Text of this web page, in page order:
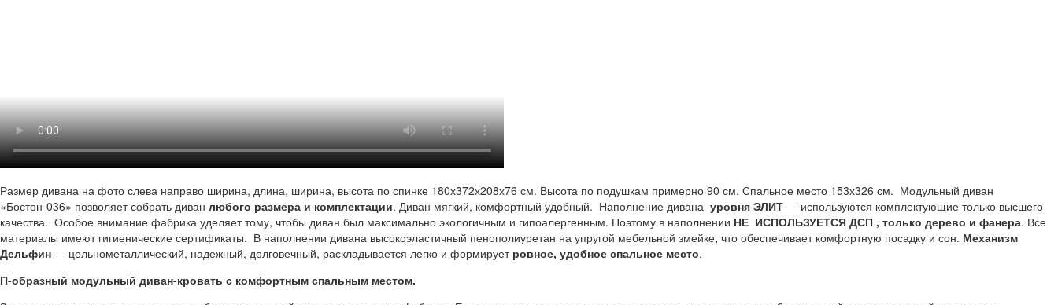
Размер дивана на фото слева направо ширина, длина, ширина, высота по спинке 180х372х208х76 см. Высота по подушкам примерно 90 см. Спальное место 153х326 см. Модульный диван
«Бостон-036» позволяет собрать диван любого размера и комплектации. Диван мягкий, комфортный удобный. Наполнение дивана уровня ЭЛИТ — используются комплектующие только высшего
качества. Особое внимание фабрика уделяет тому, чтобы диван был максимально экологичным и гипоалергенным. Поэтому в наполнении НЕ ИСПОЛЬЗУЕТСЯ ДСП , только дерево и фанера. Все
материалы имеют гигиенические сертификаты. В наполнении дивана высокоэластичный пенополиуретан на упругой мебельной змейке, что обеспечивает комфортную посадку и сон. Механизм
Дельфин — цельнометаллический, надежный, долговечный, раскладывается легко и формирует ровное, удобное спальное место.
П-образный модульный диван-кровать с комфортным спальным местом.